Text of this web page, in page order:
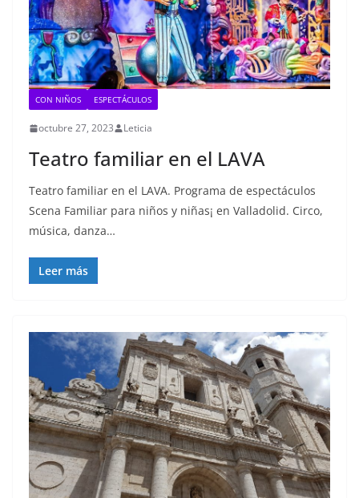
CON NIÑOS ESPECTÁCULOS
octubre 27, 2023 Leticia
Teatro familiar en el LAVA
Teatro familiar en el LAVA. Programa de espectáculos
Scena Familiar para niños y niñas¡ en Valladolid. Circo,
música, danza…
Leer más